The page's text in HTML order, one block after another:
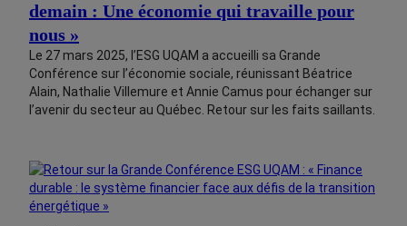
demain : Une économie qui travaille pour
nous »
Le 27 mars 2025, l’ESG UQAM a accueilli sa Grande
Conférence sur l’économie sociale, réunissant Béatrice
Alain, Nathalie Villemure et Annie Camus pour échanger sur
l’avenir du secteur au Québec. Retour sur les faits saillants.